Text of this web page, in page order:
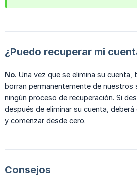
¿Puedo recuperar mi
No. Una vez que se elimina su
borran permanentemente de nuestros
ningún proceso de recuperación. Si
después de eliminar su cuenta, deberá
y comenzar desde cero.
Consejos